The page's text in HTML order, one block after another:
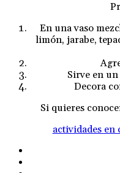
En una vaso
limón, jarabe,
Sirve en
Decora
Si quieres
actividades en